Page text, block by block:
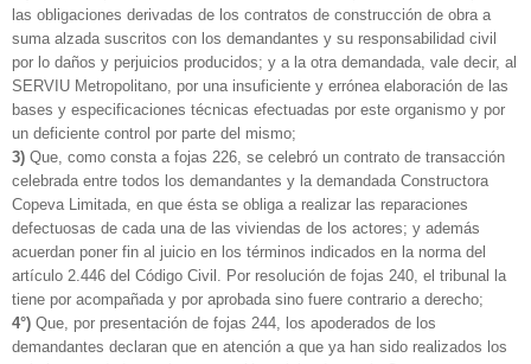
las obligaciones derivadas de los contratos de construcción de obra a
suma alzada suscritos con los demandantes y su responsabilidad civil
por lo daños y perjuicios producidos; y a la otra demandada, vale decir, al
SERVIU Metropolitano, por una insuficiente y errónea elaboración de las
bases y especificaciones técnicas efectuadas por este organismo y por
un deficiente control por parte del mismo;
3) Que, como consta a fojas 226, se celebró un contrato de transacción
celebrada entre todos los demandantes y la demandada Constructora
Copeva Limitada, en que ésta se obliga a realizar las reparaciones
defectuosas de cada una de las viviendas de los actores; y además
acuerdan poner fin al juicio en los términos indicados en la norma del
artículo 2.446 del Código Civil. Por resolución de fojas 240, el tribunal la
tiene por acompañada y por aprobada sino fuere contrario a derecho;
4°) Que, por presentación de fojas 244, los apoderados de los
demandantes declaran que en atención a que ya han sido realizados los